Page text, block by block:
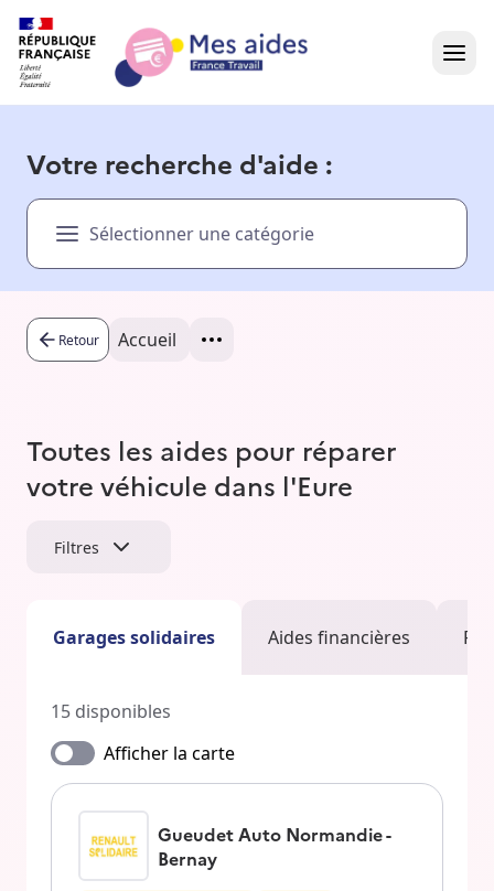
Présentation vidéo
Besoin d'aide ?
Votre recherche d'aide :
Sélectionner une catégorie
Retour Accueil
Toutes les aides pour réparer
votre véhicule dans l'Eure
Filtres
Garages solidaires Aides financières
15 disponibles
Afficher la carte
Gueudet Auto Normandie -
Bernay